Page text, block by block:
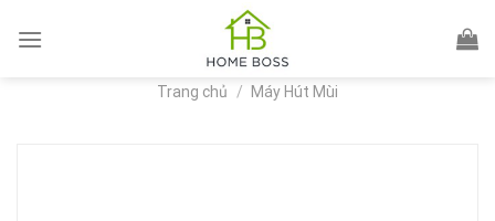
Trang chủ / Máy Hút Mùi